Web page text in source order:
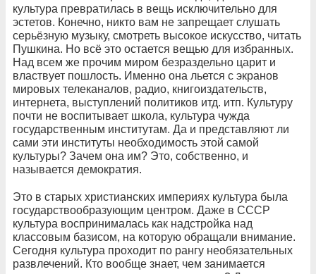
культура превратилась в вещь исключительно для
эстетов. Конечно, никто вам не запрещает слушать
серьёзную музыку, смотреть высокое искусство, читать
Пушкина. Но всё это остается вещью для избранных.
Над всем же прочим миром безраздельно царит и
властвует пошлость. Именно она льется с экранов
мировых телеканалов, радио, книгоиздательств,
интернета, выступлений политиков итд. итп. Культуру
почти не воспитывает школа, культура чужда
государственным институтам. Да и представляют ли
сами эти институты необходимость этой самой
культуры? Зачем она им? Это, собственно, и
называется демократия.
Это в старых христианских империях культура была
государствообразующим центром. Даже в СССР
культура воспринималась как надстройка над
классовым базисом, на которую обращали внимание.
Сегодня культура проходит по рангу необязательных
развлечений. Кто вообще знает, чем занимается